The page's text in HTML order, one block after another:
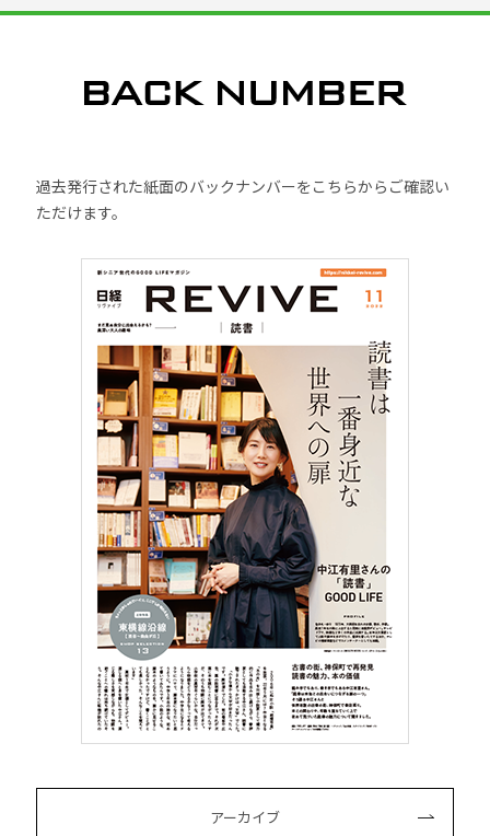
過去発行された紙面のバックナンバーをこちらからご確認い
ただけます。
アーカイブ